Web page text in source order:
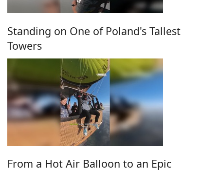
Standing on One of Poland's Tallest
Towers
From a Hot Air Balloon to an Epic